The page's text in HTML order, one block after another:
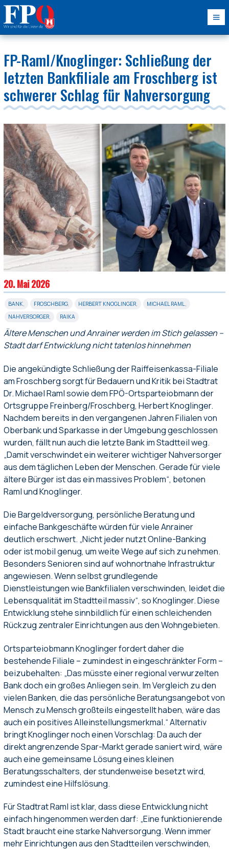
FP-Raml/Knoglinger: Schließung der
letzten Bankfiliale am Froschberg ist
schwerer Schlag für Nahversorgung
20. Mai 2026
BANK, FROSCHBERG, HERBERT KNOGLINGER, MICHAEL RAML,
NAHVERSORGER, RAIKA
Ältere Menschen und Anrainer werden im Stich gelassen –
Stadt darf Entwicklung nicht tatenlos hinnehmen
Die angekündigte Schließung der Raiffeisenkassa-Filiale
am Froschberg sorgt für Bedauern und Kritik bei Stadtrat
Dr. Michael Raml sowie dem FPÖ-Ortsparteiobmann der
Ortsgruppe Freinberg/Froschberg, Herbert Knoglinger.
Nachdem bereits in den vergangenen Jahren Filialen von
Oberbank und Sparkasse in der Umgebung geschlossen
wurden, fällt nun auch die letzte Bank im Stadtteil weg.
„Damit verschwindet ein weiterer wichtiger Nahversorger
aus dem täglichen Leben der Menschen. Gerade für viele
ältere Bürger ist das ein massives Problem“, betonen
Raml und Knoglinger.
Die Bargeldversorgung, persönliche Beratung und
einfache Bankgeschäfte würden für viele Anrainer
deutlich erschwert. „Nicht jeder nutzt Online-Banking
oder ist mobil genug, um weite Wege auf sich zu nehmen.
Besonders Senioren sind auf wohnortnahe Infrastruktur
angewiesen. Wenn selbst grundlegende
Dienstleistungen wie Bankfilialen verschwinden, leidet die
Lebensqualität im Stadtteil massiv“, so Knoglinger. Diese
Entwicklung stehe sinnbildlich für einen schleichenden
Rückzug zentraler Einrichtungen aus den Wohngebieten.
Ortsparteiobmann Knoglinger fordert daher die
bestehende Filiale – zumindest in eingeschränkter Form –
beizubehalten: „Das müsste einer regional verwurzelten
Bank doch ein großes Anliegen sein. Im Vergleich zu den
vielen Banken, die das persönliche Beratungsangebot von
Mensch zu Mensch großteils eingestellt haben, wäre das
auch ein positives Alleinstellungsmerkmal.“ Alternativ
bringt Knoglinger noch einen Vorschlag: Da auch der
direkt angrenzende Spar-Markt gerade saniert wird, wäre
auch eine gemeinsame Lösung eines kleinen
Beratungsschalters, der stundenweise besetzt wird,
zumindest eine Hilfslösung.
Für Stadtrat Raml ist klar, dass diese Entwicklung nicht
einfach hingenommen werden darf: „Eine funktionierende
Stadt braucht eine starke Nahversorgung. Wenn immer
mehr Einrichtungen aus den Stadtteilen verschwinden,